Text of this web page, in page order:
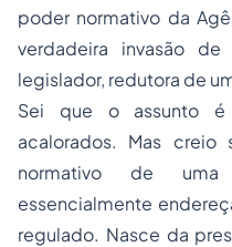
poder normativo da
verdadeira invasão
legislador, redutora de
Sei que o assunto
acalorados. Mas
normativo de
essencialmente
regulado. Nasce da